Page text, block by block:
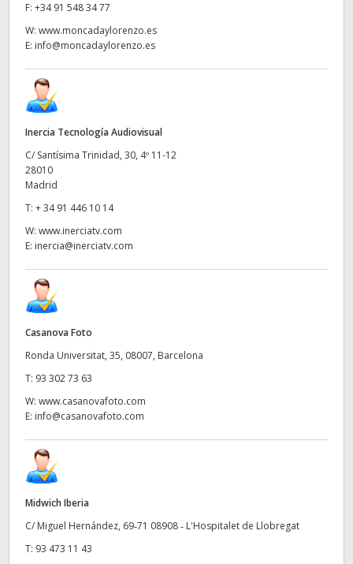
F: +34 91 548 34 77
W: www.moncadaylorenzo.es
E: info@moncadaylorenzo.es
Inercia Tecnología Audiovisual
C/ Santísima Trinidad, 30, 4º 11-12
28010
Madrid
T: + 34 91 446 10 14
W: www.inerciatv.com
E: inercia@inerciatv.com
Casanova Foto
Ronda Universitat, 35, 08007, Barcelona
T: 93 302 73 63
W: www.casanovafoto.com
E: info@casanovafoto.com
Midwich Iberia
C/ Miguel Hernández, 69‑71 08908 ‑ L'Hospitalet de Llobregat
T: 93 473 11 43